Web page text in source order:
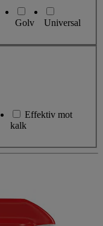
Golv Universal
Effektiv mot
kalk